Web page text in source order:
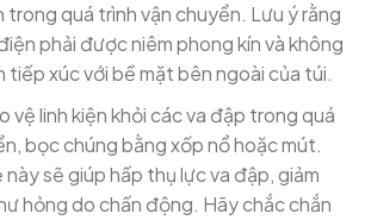
trong quá trình vận chuyển. Lưu ý rằng
phải được niêm phong kín và không
tiếp xúc với bề mặt bên ngoài của túi.
vệ linh kiện khỏi các va đập trong quá
bọc chúng bằng xốp nổ hoặc mút.
sẽ giúp hấp thụ lực va đập, giảm
hỏng do chấn động. Hãy chắc chắn